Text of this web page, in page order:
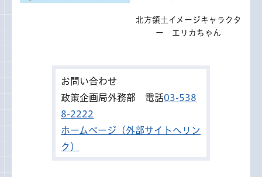
北方領土イメージキャラクタ
ー エリカちゃん
お問い合わせ
政策企画局外務部 電話03-538
8-2222
ホームページ（外部サイトへリン
ク）